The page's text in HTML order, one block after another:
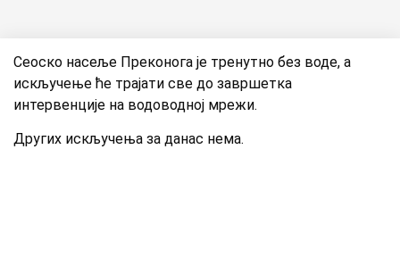
Сеоско насеље Преконога је тренутно без воде, а
искључење ће трајати све до завршетка
интервенције на водоводној мрежи.
Других искључења за данас нема.